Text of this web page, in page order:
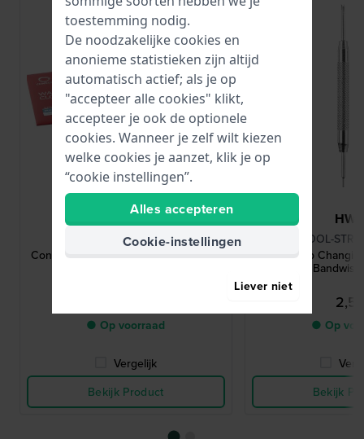
HWG
CO784
Connoisseurs Watch Care Poetsdoek
● Op voorraad
Vergelijk
Bekijk Product
TOOL-
Strap
● Op
Bekijk
toestemming nodig.
De noodzakelijke cookies en
anonieme statistieken zijn altijd
automatisch actief; als je op
"accepteer alle cookies" klikt,
accepteer je ook de optionele
cookies. Wanneer je zelf wilt kiezen
welke cookies je aanzet, klik je op
“cookie instellingen”.
Alles accepteren
Cookie-instellingen
Liever niet